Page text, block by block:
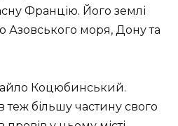
Францію. Його землі
Азовського моря, Дону та
Коцюбинський.
теж більшу частину свого